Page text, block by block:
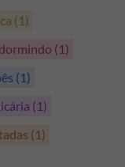
(1)
(1)
(1)
(1)
(1)